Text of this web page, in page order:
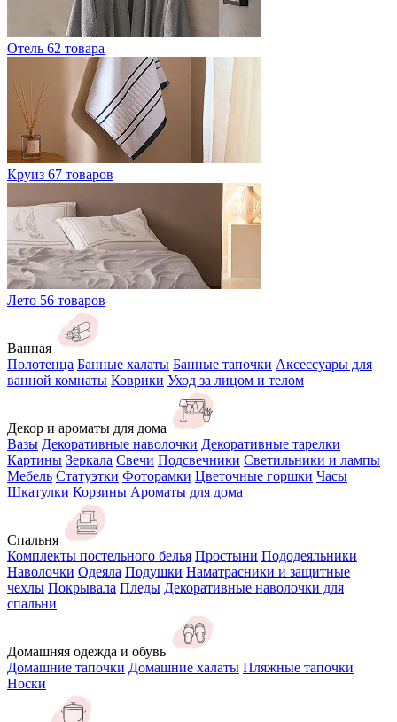
Отель 62 товара
Круиз 67 товаров
Лето 56 товаров
Ванная
Полотенца Банные халаты Банные тапочки Аксессуары для
ванной комнаты Коврики Уход за лицом и телом
Декор и ароматы для дома
Вазы Декоративные наволочки Декоративные тарелки
Картины Зеркала Свечи Подсвечники Светильники и лампы
Мебель Статуэтки Фоторамки Цветочные горшки Часы
Шкатулки Корзины Ароматы для дома
Спальня
Комплекты постельного белья Простыни Пододеяльники
Наволочки Одеяла Подушки Наматрасники и защитные
чехлы Покрывала Пледы Декоративные наволочки для
спальни
Домашняя одежда и обувь
Домашние тапочки Домашние халаты Пляжные тапочки
Носки